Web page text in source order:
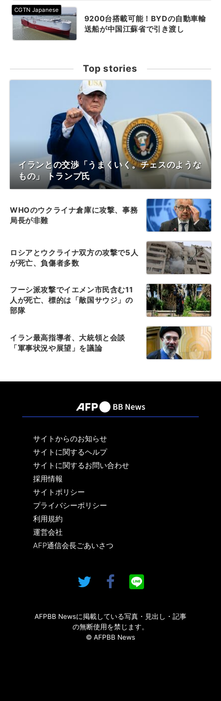
9200台搭載可能！BYDの自動車輸
送船が中国江蘇省で引き渡し
Top stories
イランとの交渉「うまくいく。チェスのような
もの」 トランプ氏
WHOのウクライナ倉庫に攻撃、事務
局長が非難
ロシアとウクライナ双方の攻撃で5人
が死亡、負傷者多数
フーシ派攻撃でイエメン市民含む11
人が死亡、標的は「敵国サウジ」の
部隊
イラン最高指導者、大統領と会談
「軍事状況や展望」を議論
サイトからのお知らせ
サイトに関するヘルプ
サイトに関するお問い合わせ
採用情報
サイトポリシー
プライバシーポリシー
利用規約
運営会社
AFP通信会長ごあいさつ
AFPBB Newsに掲載している写真・見出し・記事
の無断使用を禁じます。
© AFPBB News